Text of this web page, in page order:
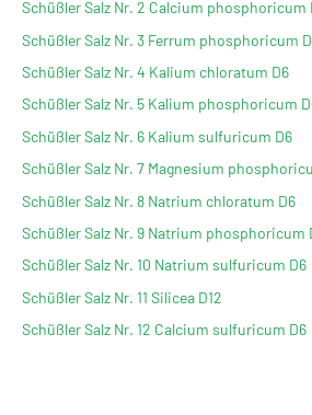
Schüßler Salz Nr. 2 Calcium phosphoricum
Schüßler Salz Nr. 3 Ferrum phosphoricum
Schüßler Salz Nr. 4 Kalium chloratum D6
Schüßler Salz Nr. 5 Kalium phosphoricum
Schüßler Salz Nr. 6 Kalium sulfuricum D6
Schüßler Salz Nr. 7 Magnesium
Schüßler Salz Nr. 8 Natrium chloratum D6
Schüßler Salz Nr. 9 Natrium phosphoricum
Schüßler Salz Nr. 10 Natrium sulfuricum D6
Schüßler Salz Nr. 11 Silicea D12
Schüßler Salz Nr. 12 Calcium sulfuricum D6